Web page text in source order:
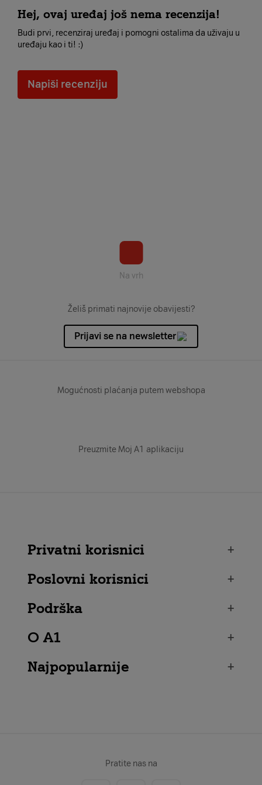
Hej, ovaj uređaj još nema recenzija!
Budi prvi, recenziraj uređaj i pomogni ostalima da uživaju u
uređaju kao i ti! :)
Napiši recenziju
Na vrh
Želiš primati najnovije obavijesti?
Prijavi se na newsletter
Mogućnosti plaćanja putem webshopa
Preuzmite Moj A1 aplikaciju
Privatni korisnici
+
Poslovni korisnici
+
Podrška
+
O A1
+
Najpopularnije
+
Pratite nas na